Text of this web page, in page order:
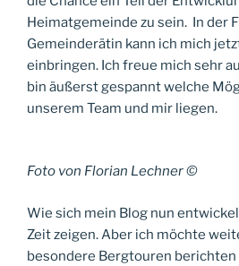
Heimatgemeinde zu sein. In der
Gemeinderätin kann ich mich
einbringen. Ich freue mich sehr
bin äußerst gespannt welche
unserem Team und mir liegen.
Foto von Florian Lechner ©
Wie sich mein Blog nun
Zeit zeigen. Aber ich möchte
besondere Bergtouren berichten